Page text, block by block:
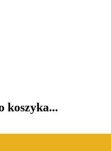
koszyka...